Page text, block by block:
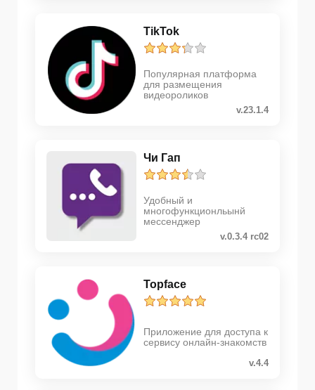
TikTok
Популярная платформа
для размещения
видеороликов
v.23.1.4
Чи Гап
Удобный и
многофункционльынй
мессенджер
v.0.3.4 rc02
Topface
Приложение для доступа к
сервису онлайн-знакомств
v.4.4